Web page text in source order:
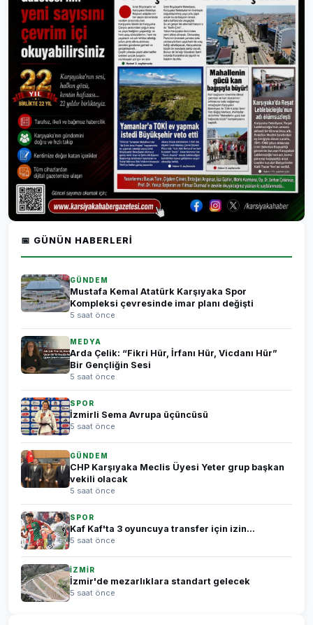
📅 GÜNÜN HABERLERI
GÜNDEM
Mustafa Kemal Atatürk Karşıyaka Spor
Kompleksi çevresinde imar planı değişti
5 saat önce
MEDYA
Arda Çelik: “Fikri Hür, İrfanı Hür, Vicdanı Hür”
Bir Gençliğin Sesi
5 saat önce
SPOR
İzmirli Sema Avrupa üçüncüsü
5 saat önce
GÜNDEM
CHP Karşıyaka Meclis Üyesi Yeter grup başkan
vekili olacak
5 saat önce
SPOR
Kaf Kaf'ta 3 oyuncuya transfer için izin...
5 saat önce
İZMİR
İzmir'de mezarlıklara standart gelecek
5 saat önce